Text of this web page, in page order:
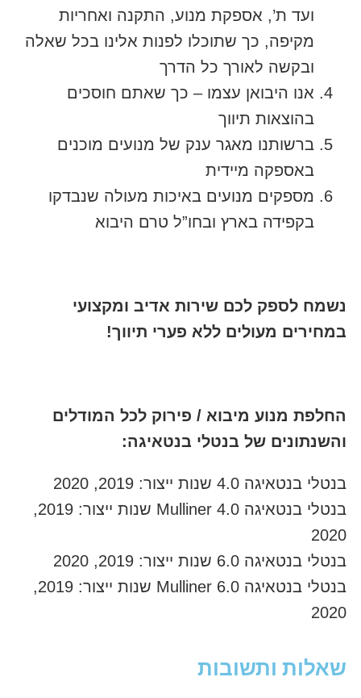
ועד ת’, אספקת מנוע, התקנה ואחריות
מקיפה, כך שתוכלו לפנות אלינו בכל שאלה
ובקשה לאורך כל הדרך
אנו היבואן עצמו – כך שאתם חוסכים
בהוצאות תיווך
ברשותנו מאגר ענק של מנועים מוכנים
באספקה מיידית
מספקים מנועים באיכות מעולה שנבדקו
בקפידה בארץ ובחו”ל טרם היבוא
נשמח לספק לכם שירות אדיב ומקצועי
במחירים מעולים ללא פערי תיווך!
החלפת מנוע מיבוא / פירוק לכל המודלים
והשנתונים של בנטלי בנטאיגה:
בנטלי בנטאיגה 4.0 שנות ייצור: 2019, 2020
בנטלי בנטאיגה 4.0 Mulliner שנות ייצור: 2019,
2020
בנטלי בנטאיגה 6.0 שנות ייצור: 2019, 2020
בנטלי בנטאיגה 6.0 Mulliner שנות ייצור: 2019,
2020
שאלות ותשובות